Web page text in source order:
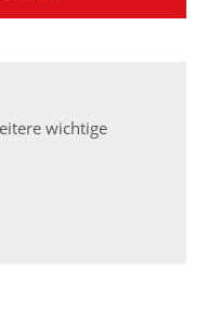
wichtige